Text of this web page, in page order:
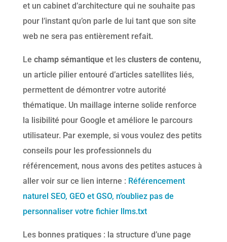
et un cabinet d’architecture qui ne souhaite pas
pour l’instant qu’on parle de lui tant que son site
web ne sera pas entièrement refait.
Le champ sémantiqueet les clusters de contenu,
un article pilier entouré d’articles satellites liés,
permettent de démontrer votre autorité
thématique. Un maillage interne solide renforce
la lisibilité pour Google et améliore le parcours
utilisateur. Par exemple, si vous voulez des petits
conseils pour les professionnels du
référencement, nous avons des petites astuces à
aller voir sur ce lien interne : Référencement
naturel SEO, GEO et GSO, n’oubliez pas de
personnaliser votre fichier llms.txt
Les bonnes pratiques : la structure d’une page